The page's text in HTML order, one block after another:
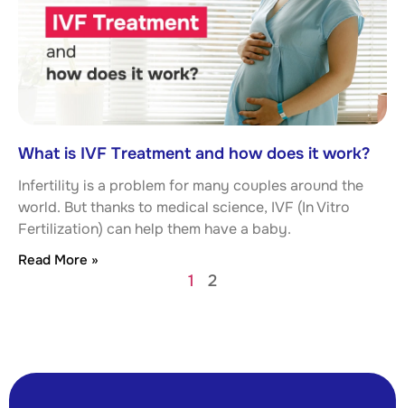
What is IVF Treatment and how does it work?
Infertility is a problem for many couples around the
world. But thanks to medical science, IVF (In Vitro
Fertilization) can help them have a baby.
Read More »
1 2